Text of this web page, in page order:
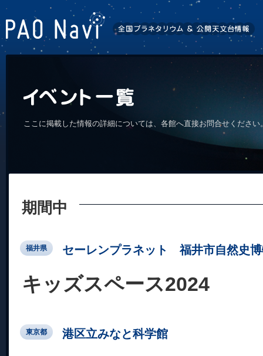
ここに掲載した情報の詳細については、各館へ直接お問合せくださ
期間中
福井県 セーレンプラネット 福井市自然史
キッズスペース2024
東京都 港区立みなと科学館